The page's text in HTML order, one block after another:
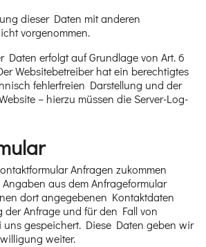
dieser Daten mit anderen
vorgenommen.
Daten erfolgt auf Grundlage von Art. 6
Websitebetreiber hat ein berechtigtes
fehlerfreien Darstellung und der
– hierzu müssen die Server-Log-
Anfragen zukommen
aus dem Anfrageformular
dort angegebenen Kontaktdaten
Anfrage und für den Fall von
uns gespeichert. Diese Daten geben wir
weiter.